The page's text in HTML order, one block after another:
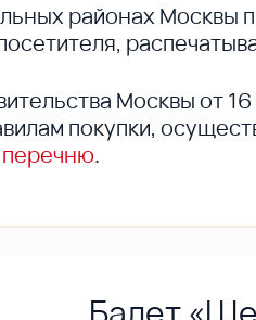
районах
Москвы от
покупки,
.